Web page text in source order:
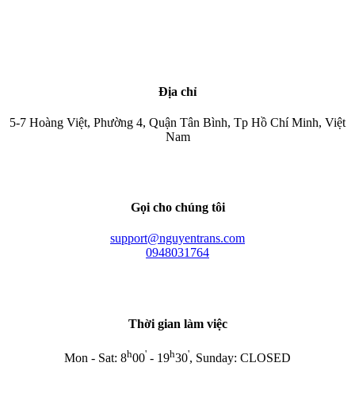
Địa chỉ
5-7 Hoàng Việt, Phường 4, Quận Tân Bình, Tp Hồ Chí Minh, Việt
Nam
Gọi cho chúng tôi
support@nguyentrans.com
0948031764
Thời gian làm việc
Mon - Sat: 8h00' - 19h30', Sunday: CLOSED